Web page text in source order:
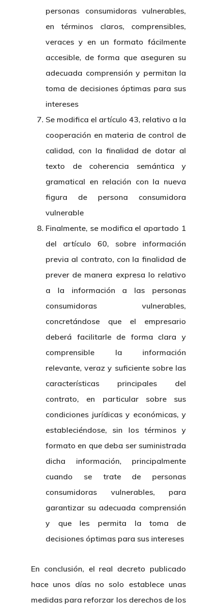
personas consumidoras vulnerables,
en términos claros, comprensibles,
veraces y en un formato fácilmente
accesible, de forma que aseguren su
adecuada comprensión y permitan la
toma de decisiones óptimas para sus
intereses
Se modifica el artículo 43, relativo a la
cooperación en materia de control de
calidad, con la finalidad de dotar al
texto de coherencia semántica y
gramatical en relación con la nueva
figura de persona consumidora
vulnerable
Finalmente, se modifica el apartado 1
del artículo 60, sobre información
previa al contrato, con la finalidad de
prever de manera expresa lo relativo
a la información a las personas
consumidoras vulnerables,
concretándose que el empresario
deberá facilitarle de forma clara y
comprensible la información
relevante, veraz y suficiente sobre las
características principales del
contrato, en particular sobre sus
condiciones jurídicas y económicas, y
estableciéndose, sin los términos y
formato en que deba ser suministrada
dicha información, principalmente
cuando se trate de personas
consumidoras vulnerables, para
garantizar su adecuada comprensión
y que les permita la toma de
decisiones óptimas para sus intereses
En conclusión, el real decreto publicado
hace unos días no solo establece unas
medidas para reforzar los derechos de los